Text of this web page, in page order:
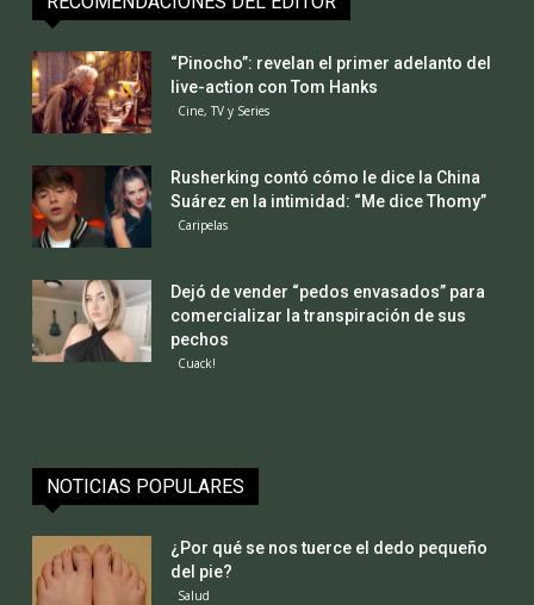
“Pinocho”: revelan el primer adelanto del
live-action con Tom Hanks
Cine, TV y Series
Rusherking contó cómo le dice la China
Suárez en la intimidad: “Me dice Thomy”
Caripelas
Dejó de vender “pedos envasados” para
comercializar la transpiración de sus
pechos
Cuack!
NOTICIAS POPULARES
¿Por qué se nos tuerce el dedo pequeño
del pie?
Salud